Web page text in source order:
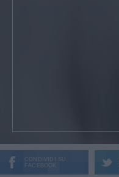
CONDIVIDI SU
FACEBOOK